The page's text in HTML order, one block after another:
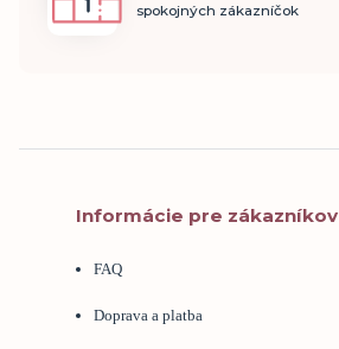
spokojných zákazníčok
Informácie pre zákazníkov
FAQ
Doprava a platba